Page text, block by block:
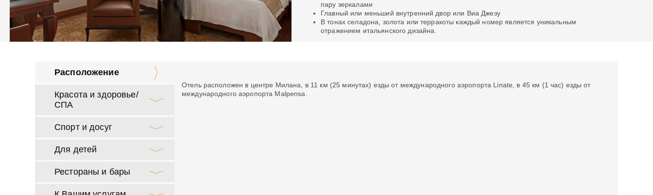
пару зеркалами
Главный или меньший внутренний двор или Виа Джезу
В тонах селадона, золота или терракоты каждый номер является уникальным
отражением итальянского дизайна.
Расположение
Красота и здоровье/
СПА
Спорт и досуг
Для детей
Рестораны и бары
Отель расположен в центре Милана, в 11 км (25 минутах) езды от международного аэропорта Linate, в 45 км (1 час) езды от
международного аэропорта Malpensa.